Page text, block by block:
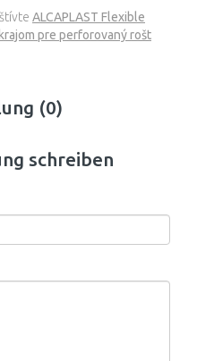
ALCAPLAST Flexible
pre perforovaný rošt
(0)
schreiben